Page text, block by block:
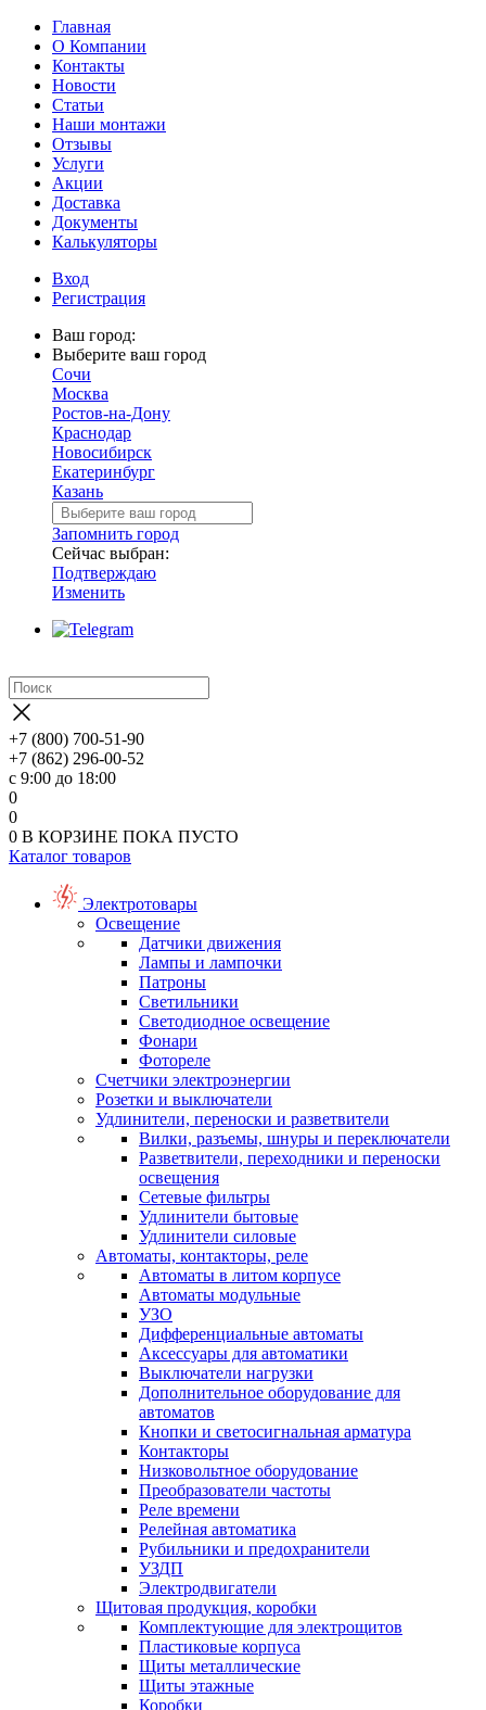
Главная
О Компании
Контакты
Новости
Статьи
Наши монтажи
Отзывы
Услуги
Акции
Доставка
Документы
Калькуляторы
Вход
Регистрация
Ваш город:
Выберите ваш город
Сочи
Москва
Ростов-на-Дону
Краснодар
Новосибирск
Екатеринбург
Казань
Запомнить город
Сейчас выбран:
Подтверждаю
Изменить
+7 (800) 700-51-90
+7 (862) 296-00-52
с 9:00 до 18:00
0
0
0 В КОРЗИНЕ ПОКА ПУСТО
Каталог товаров
Электротовары
Освещение
Датчики движения
Лампы и лампочки
Патроны
Светильники
Светодиодное освещение
Фонари
Фотореле
Счетчики электроэнергии
Розетки и выключатели
Удлинители, переноски и разветвители
Вилки, разъемы, шнуры и переключатели
Разветвители, переходники и переноски
освещения
Сетевые фильтры
Удлинители бытовые
Удлинители силовые
Автоматы, контакторы, реле
Автоматы в литом корпусе
Автоматы модульные
УЗО
Дифференциальные автоматы
Аксессуары для автоматики
Выключатели нагрузки
Дополнительное оборудование для
автоматов
Кнопки и светосигнальная арматура
Контакторы
Низковольтное оборудование
Преобразователи частоты
Реле времени
Релейная автоматика
Рубильники и предохранители
УЗДП
Электродвигатели
Щитовая продукция, коробки
Комплектующие для электрощитов
Пластиковые корпуса
Щиты металлические
Щиты этажные
Коробки